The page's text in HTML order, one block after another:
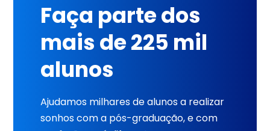
Faça parte dos
mais de 225 mil
alunos
Ajudamos milhares de alunos a realizar
sonhos com a pós-graduação, e com